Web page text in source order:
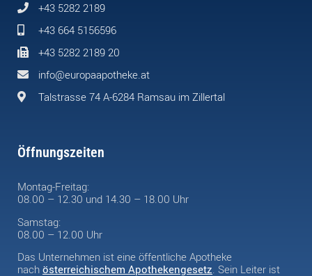
+43 5282 2189
+43 664 5156596
+43 5282 2189 20
info@europaapotheke.at
Talstrasse 74 A-6284 Ramsau im Zillertal
Öffnungszeiten
Montag-Freitag:
08.00 – 12.30 und 14.30 – 18.00 Uhr
Samstag:
08.00 – 12.00 Uhr
Das Unternehmen ist eine öffentliche Apotheke
nach österreichischem Apothekengesetz. Sein Leiter ist